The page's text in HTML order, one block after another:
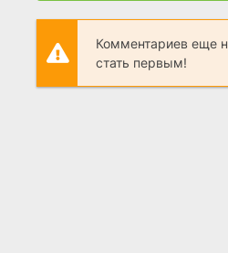
Комментариев еще
стать первым!